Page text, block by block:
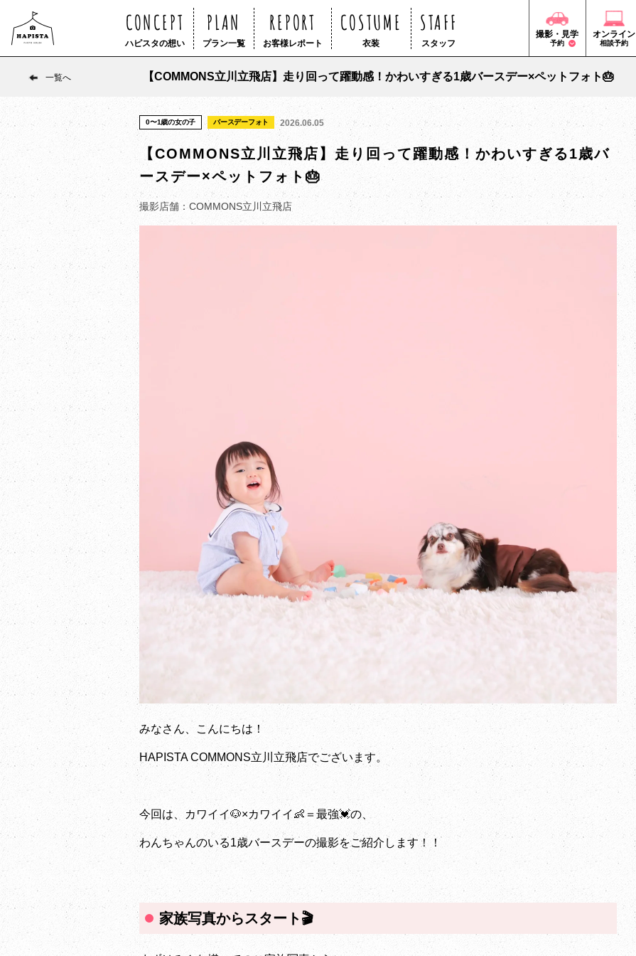
CONCEPT
ハピスタの想い
PLAN
プラン一覧
REPORT
お客様レポート
COSTUME
衣装
STAFF
スタッフ
撮影・見学
予約
オンライン
相談予約
一覧へ 【COMMONS立川立飛店】走り回って躍動感！かわいすぎる1歳バースデー×ペットフォト🎂
0〜1歳の女の子 バースデーフォト 2026.06.05
【COMMONS立川立飛店】走り回って躍動感！かわいすぎる1歳バ
ースデー×ペットフォト🎂
撮影店舗：COMMONS立川立飛店
みなさん、こんにちは！
HAPISTA COMMONS立川立飛店でございます。
今回は、カワイイ🐶×カワイイ👶＝最強💓の、
わんちゃんのいる1歳バースデーの撮影をご紹介します！！
家族写真からスタート🎬